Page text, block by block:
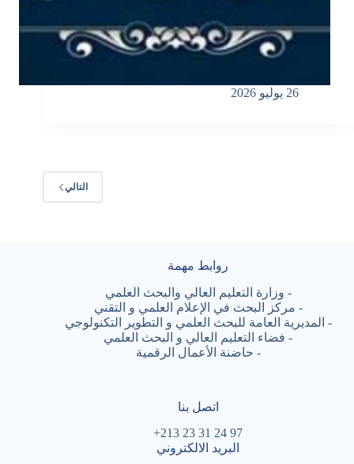
26 يوليو 2026
التالي
روابط مهمة
- وزارة التعليم العالي والبحث العلمي
- مركز البحث في الإعلام العلمي و التقني
- المديرية العامة للبحث العلمي و التطوير التكنولوجي
- فضاء التعليم العالي و البحث العلمي
- حاضنة الأعمال الرقمية
اتصل بنا
97 24 31 23 213+
البريد الالكتروني